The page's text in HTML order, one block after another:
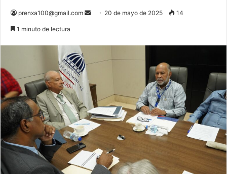
prenxa100@gmail.com
Send 20 de mayo de 2025 14
1 minuto de lectura